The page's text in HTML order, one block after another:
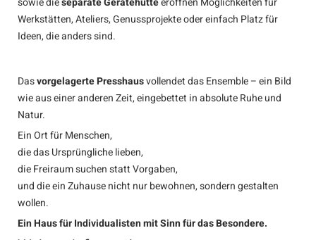
Werkstätten, Ateliers, Genussprojekte oder einfach Platz für
Ideen, die anders sind.
Dasvorgelagerte Presshausvollendet das Ensemble – ein Bild
wie aus einer anderen Zeit, eingebettet in absolute Ruhe und
Natur.
Ein Ort für Menschen,
die das Ursprüngliche lieben,
die Freiraum suchen statt Vorgaben,
und die ein Zuhause nicht nur bewohnen, sondern gestalten
wollen.
Ein Haus für Individualisten mit Sinn für das Besondere.